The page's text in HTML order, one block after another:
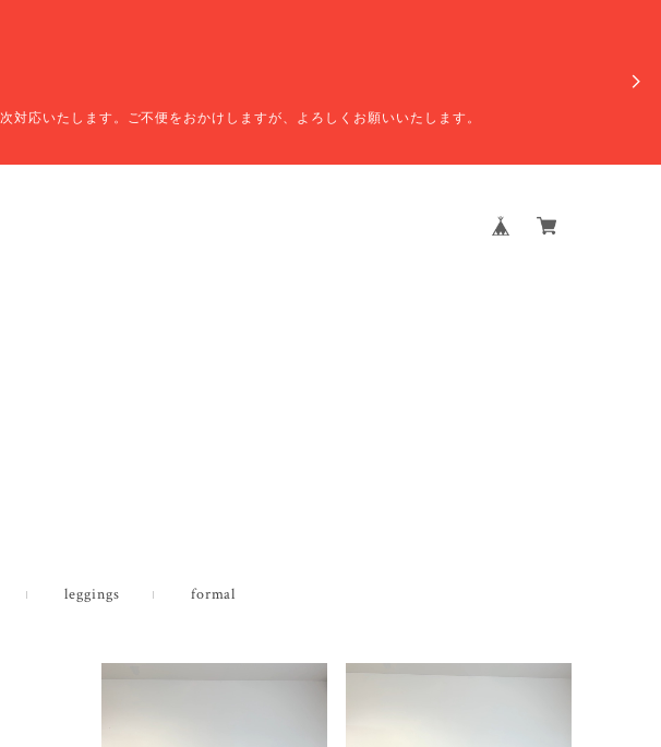
応いたします。ご不便をおかけしますが、よろしくお願いいたします。
leggings formal